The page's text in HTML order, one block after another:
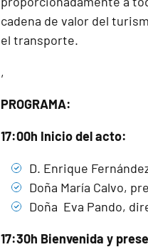
cadena de valor del
el transporte.
,
PROGRAMA:
17:00h Inicio del acto:
D. Enrique
Doña María Calvo,
Doña Eva Pando,
17:30h Bienvenida y